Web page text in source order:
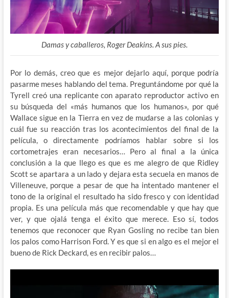
Damas y caballeros, Roger Deakins. A sus pies.
Por lo demás, creo que es mejor dejarlo aquí, porque podría
pasarme meses hablando del tema. Preguntándome por qué la
Tyrell creó una replicante con aparato reproductor activo en
su búsqueda del «más humanos que los humanos», por qué
Wallace sigue en la Tierra en vez de mudarse a las colonias y
cuál fue su reacción tras los acontecimientos del final de la
película, o directamente podríamos hablar sobre si los
cortometrajes eran necesarios… Pero al final a la única
conclusión a la que llego es que es me alegro de que Ridley
Scott se apartara a un lado y dejara esta secuela en manos de
Villeneuve, porque a pesar de que ha intentado mantener el
tono de la original el resultado ha sido fresco y con identidad
propia. Es una película más que recomendable y que hay que
ver, y que ojalá tenga el éxito que merece. Eso sí, todos
tenemos que reconocer que Ryan Gosling no recibe tan bien
los palos como Harrison Ford. Y es que si en algo es el mejor el
bueno de Rick Deckard, es en recibir palos…